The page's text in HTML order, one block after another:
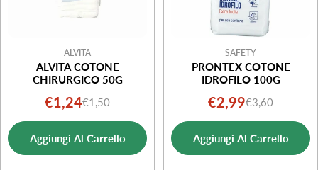
ALVITA
ALVITA COTONE
CHIRURGICO 50G
Prezzo
di
vendita
€1,24Prezzo
normale
€1,50
Aggiungi Al Carrello
SAFETY
PRONTEX COTONE
IDROFILO 100G
Prezzo
di
vendita
€2,99Prezzo
normale
€3,60
Aggiungi Al Carrello